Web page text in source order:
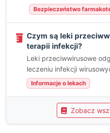
Bezpieczeństwo
Czym są leki
terapii infekcji?
Leki przeciwwirusowe
leczeniu infekcji
Informacje o lekach
Zobacz